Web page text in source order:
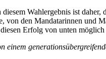
diesem Wahlergebnis ist
von den Mandatarinnen und
Erfolg von unten
einem